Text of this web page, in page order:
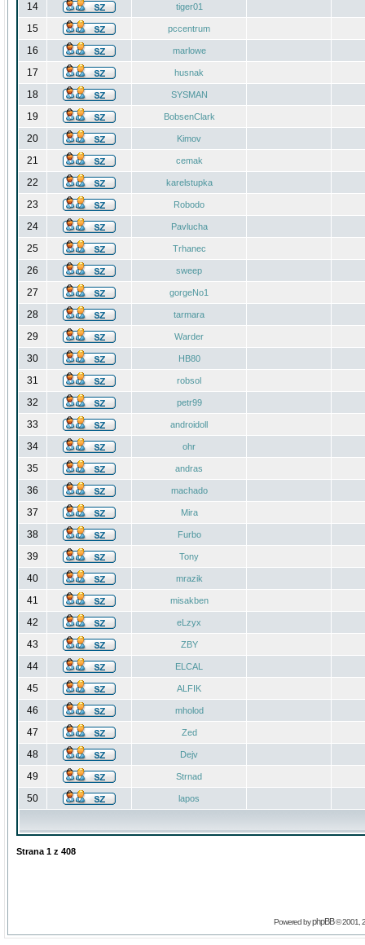
14 tiger01
15 pccentrum
16 marlowe
17 husnak
18 SYSMAN
19 BobsenClark
20 Kimov
21 cemak
22 karelstupka
23 Robodo
24 Pavlucha
25 Trhanec
26 sweep
27 gorgeNo1
28 tarmara
29 Warder
30 HB80
31 robsol
32 petr99
33 androidoll
34 ohr
35 andras
36 machado
37 Mira
38 Furbo
39 Tony
40 mrazik
41 misakben
42 eLzyx
43 ZBY
44 ELCAL
45 ALFIK
46 mholod
47 Zed
48 Dejv
49 Strnad
50 lapos
Strana 1 z 408
Powered byphpBB© 2001,